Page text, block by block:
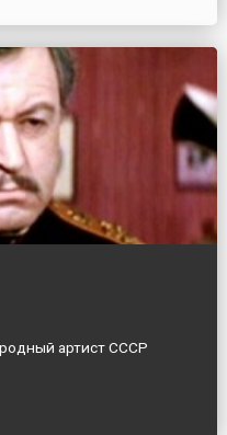
артист СССР